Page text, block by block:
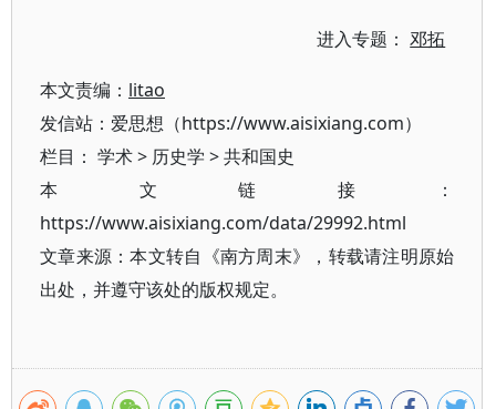
进入专题：邓拓
本文责编： litao
发信站：爱思想（https://www.aisixiang.com）
栏目： 学术> 历史学 >共和国史
本文链接：
https://www.aisixiang.com/data/29992.html
文章来源：本文转自《南方周末》，转载请注明原始
出处，并遵守该处的版权规定。